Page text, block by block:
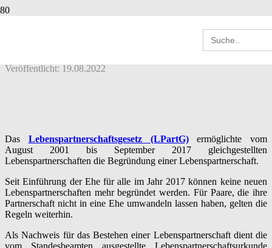
Search
for:
LEBENSPARTNERSCHAFT (LPARTG) IM
Veröffentlicht: 19.08.2022
Das Lebenspartnerschaftsgesetz (LPartG)ermöglichte vom
August 2001 bis September 2017 gleichgestellten
Lebenspartnerschaften die Begründung einer Lebenspartnerschaft.
Seit Einführung der Ehe für alle im Jahr 2017 können keine neuen
Lebenspartnerschaften mehr begründet werden. Für Paare, die ihre
Partnerschaft nicht in eine Ehe umwandeln lassen haben, gelten die
Regeln weiterhin.
Als Nachweis für das Bestehen einer Lebenspartnerschaft dient die
vom Standesbeamten ausgestellte Lebenspartnerschaftsurkunde